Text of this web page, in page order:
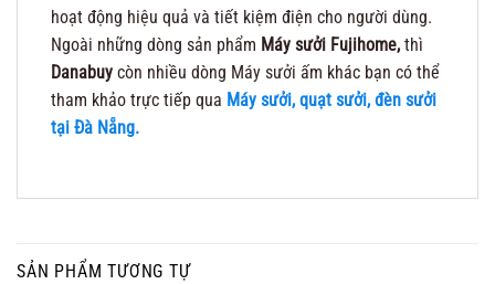
hoạt động hiệu quả và tiết kiệm điện cho người dùng.
Ngoài những dòng sản phẩm Máy sưởi Fujihome, thì
Danabuy còn nhiều dòng Máy sưởi ấm khác bạn có thể
tham khảo trực tiếp qua Máy sưởi, quạt sưởi, đèn sưởi
tại Đà Nẵng.
SẢN PHẨM TƯƠNG TỰ